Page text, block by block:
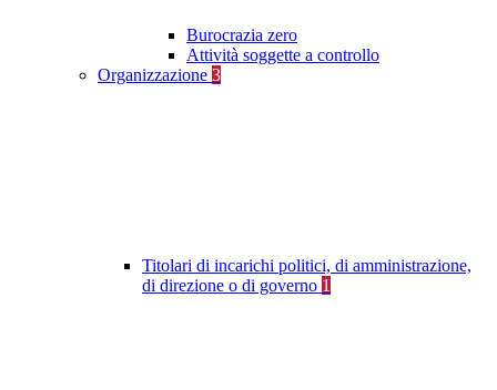
Burocrazia zero
Attività soggette a controllo
Organizzazione 3
Titolari di incarichi politici, di amministrazione,
di direzione o di governo 1